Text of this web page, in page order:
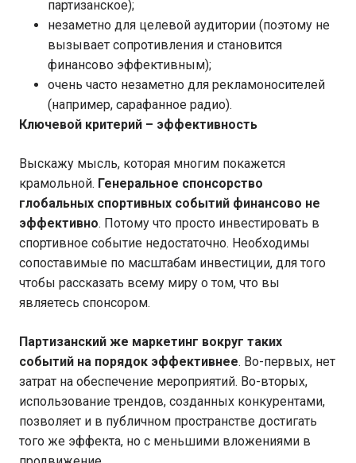
партизанское);
незаметно для целевой аудитории (поэтому не
вызывает сопротивления и становится
финансово эффективным);
очень часто незаметно для рекламоносителей
(например, сарафанное радио).
Ключевой критерий – эффективность
Выскажу мысль, которая многим покажется
крамольной. Генеральное спонсорство
глобальных спортивных событий финансово не
эффективно. Потому что просто инвестировать в
спортивное событие недостаточно. Необходимы
сопоставимые по масштабам инвестиции, для того
чтобы рассказать всему миру о том, что вы
являетесь спонсором.
Партизанский же маркетинг вокруг таких
событий на порядок эффективнее. Во-первых, нет
затрат на обеспечение мероприятий. Во-вторых,
использование трендов, созданных конкурентами,
позволяет и в публичном пространстве достигать
того же эффекта, но с меньшими вложениями в